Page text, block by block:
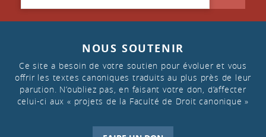
NOUS SOUTENIR
Ce site a besoin de votre soutien pour évoluer et vous
offrir les textes canoniques traduits au plus près de leur
parution. N’oubliez pas, en faisant votre don, d’affecter
celui-ci aux « projets de la Faculté de Droit canonique »